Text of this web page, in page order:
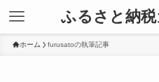
ふるさと納
ホーム furusatoの執筆記事